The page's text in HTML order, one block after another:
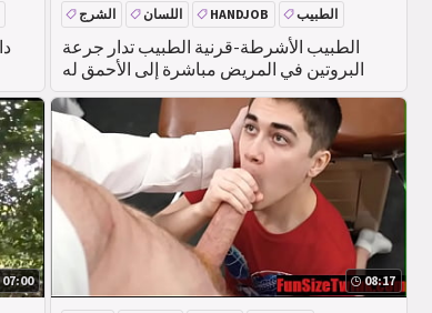
الطبيب الأشرطة-قرنية الطبيب تدار جرعة
البروتين في المريض مباشرة إلى الأحمق له
الشرج اللسان HANDJOB الطبيب
07:00 08:17